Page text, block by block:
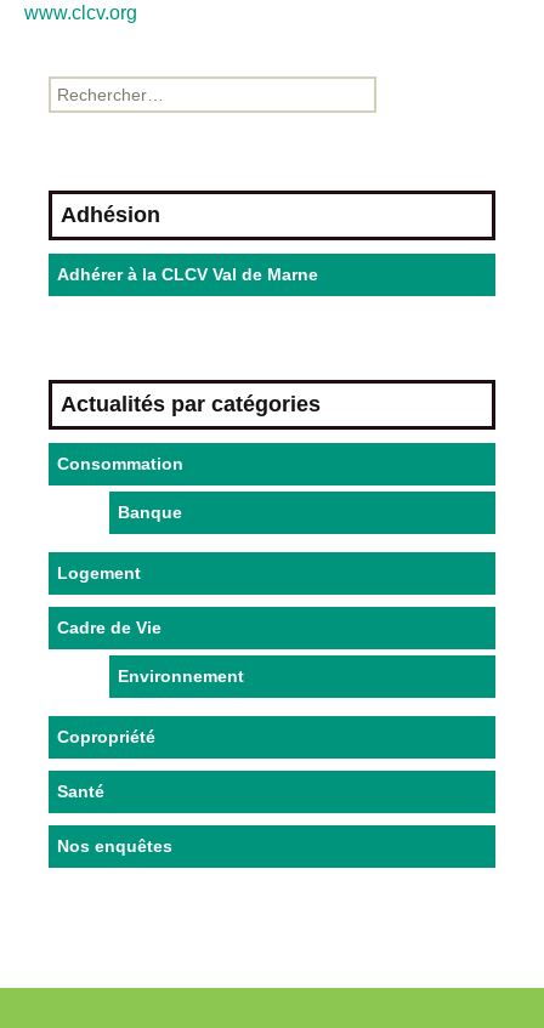
www.clcv.org
Adhésion
Adhérer à la CLCV Val de Marne
Actualités par catégories
Consommation
Banque
Logement
Cadre de Vie
Environnement
Copropriété
Santé
Nos enquêtes